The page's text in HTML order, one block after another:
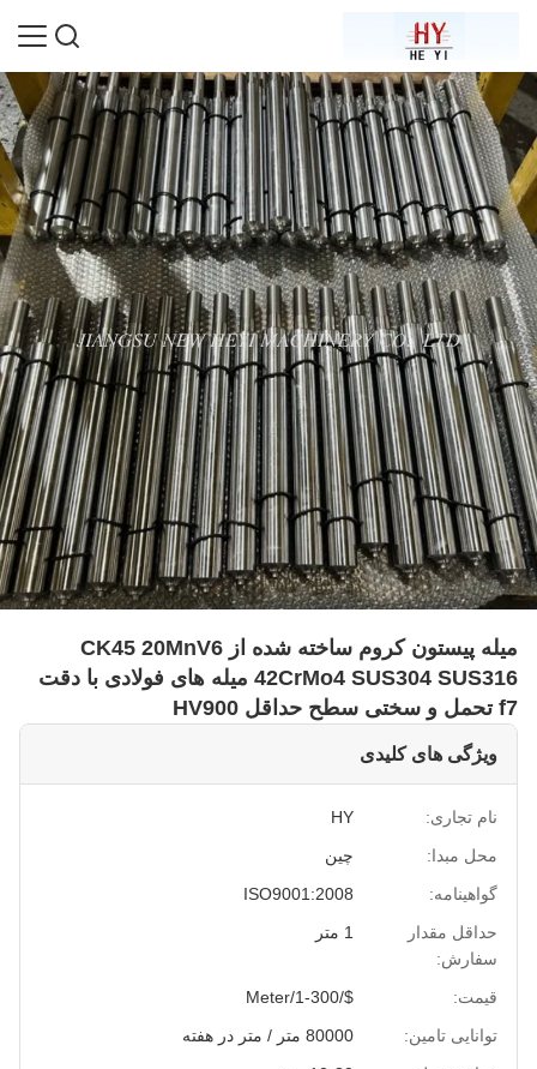
میله پیستون کروم ساخته شده از CK45 20MnV6
42CrMo4 SUS304 SUS316 میله های فولادی با دقت
f7 تحمل و سختی سطح حداقل HV900
ویژگی های کلیدی
نام تجاری:
HY
محل مبدا:
چین
گواهینامه:
ISO9001:2008
حداقل مقدار
سفارش:
1 متر
قیمت:
$/1-300/Meter
توانایی تامین:
80000 متر / متر در هفته